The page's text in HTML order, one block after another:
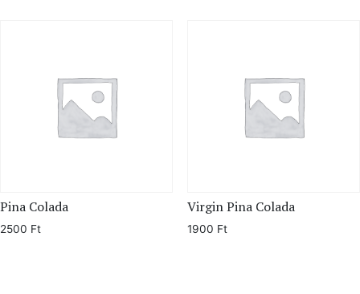
Pina Colada
2500 Ft
Virgin Pina Colada
1900 Ft